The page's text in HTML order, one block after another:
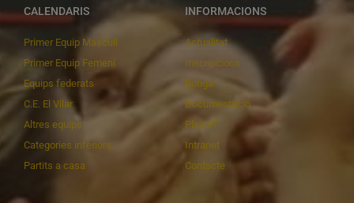
CALENDARIS
Primer Equip Masculí
Primer Equip Femení
Equips federats
C.E. El Vilar
Altres equips
Categories inferiors
Partits a casa
INFORMACIONS
Actualitat
Inscripcions
Botiga
Documentació
Playoff
Intranet
Contacte